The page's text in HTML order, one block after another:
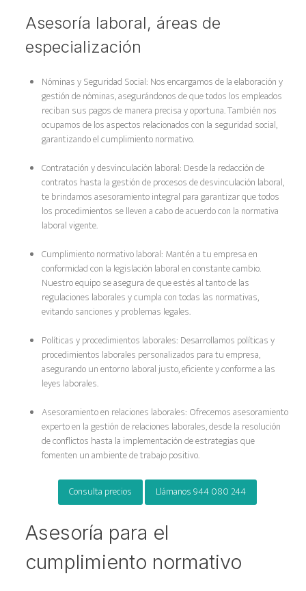
Asesoría laboral, áreas de
especialización
Nóminas y Seguridad Social: Nos encargamos de la elaboración y
gestión de nóminas, asegurándonos de que todos los empleados
reciban sus pagos de manera precisa y oportuna. También nos
ocupamos de los aspectos relacionados con la seguridad social,
garantizando el cumplimiento normativo.
Contratación y desvinculación laboral: Desde la redacción de
contratos hasta la gestión de procesos de desvinculación laboral,
te brindamos asesoramiento integral para garantizar que todos
los procedimientos se lleven a cabo de acuerdo con la normativa
laboral vigente.
Cumplimiento normativo laboral: Mantén a tu empresa en
conformidad con la legislación laboral en constante cambio.
Nuestro equipo se asegura de que estés al tanto de las
regulaciones laborales y cumpla con todas las normativas,
evitando sanciones y problemas legales.
Políticas y procedimientos laborales: Desarrollamos políticas y
procedimientos laborales personalizados para tu empresa,
asegurando un entorno laboral justo, eficiente y conforme a las
leyes laborales.
Asesoramiento en relaciones laborales: Ofrecemos asesoramiento
experto en la gestión de relaciones laborales, desde la resolución
de conflictos hasta la implementación de estrategias que
fomenten un ambiente de trabajo positivo.
Consulta precios Llámanos 944 080 244
Asesoría para el
cumplimiento normativo